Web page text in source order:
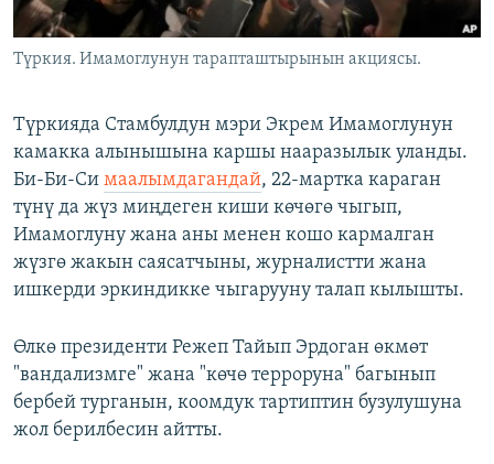
Түркия. Имамоглунун тарапташтырынын акциясы.
Түркияда Стамбулдун мэри Экрем Имамоглунун
камакка алынышына каршы нааразылык уланды.
Би-Би-Си маалымдагандай, 22-мартка караган
түнү да жүз миңдеген киши көчөгө чыгып,
Имамоглуну жана аны менен кошо кармалган
жүзгө жакын саясатчыны, журналистти жана
ишкерди эркиндикке чыгарууну талап кылышты.
Өлкө президенти Режеп Тайып Эрдоган өкмөт
"вандализмге" жана "көчө терроруна" багынып
бербей турганын, коомдук тартиптин бузулушуна
жол берилбесин айтты.